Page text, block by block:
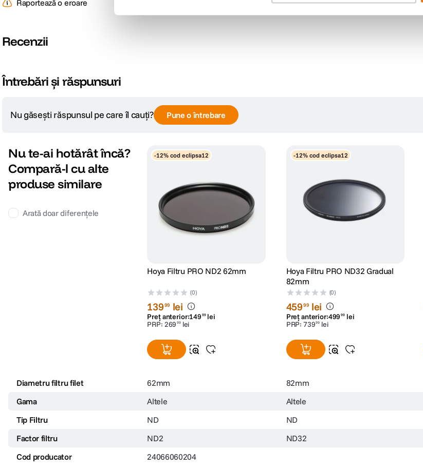
Raportează o eroare
Recenzii
Întrebări și răspunsuri
Nu găsești răspunsul pe care îl cauți? Pune o întrebare
Nu te-ai hotărât încă?
Compară-l cu alte
produse similare
Arată doar diferențele
-12% cod eclipsa12
Hoya Filtru PRO ND2 62mm
(0)
13999 lei
Preț anterior:149 99 lei
PRP: 269 99 lei
-12% cod eclipsa12
Hoya Filtru PRO ND32 Gradual
82mm
(0)
45999 lei
Preț anterior:499 99 lei
PRP: 73999 lei
Diametru filtru filet 62mm 82mm
Gama
Altele Altele
Tip Filtru
ND ND
Factor filtru
ND2 ND32
Cod producator
24066060204